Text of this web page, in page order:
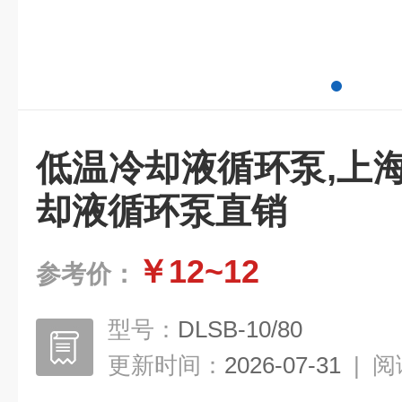
低温冷却液循环泵,上
却液循环泵直销
参考价： ￥12~12
型号： DLSB-10/80
更新时间： 2026-07-31 | 阅